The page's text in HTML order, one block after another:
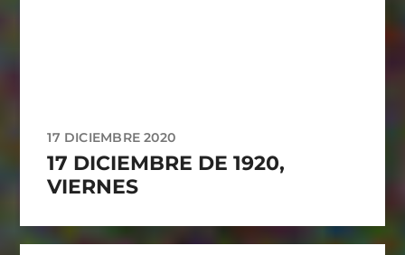
17 DICIEMBRE 2020
17 DICIEMBRE DE 1920,
VIERNES